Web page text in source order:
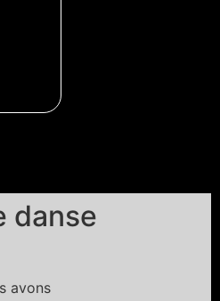
danse
avons